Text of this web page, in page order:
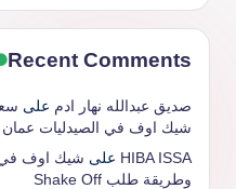
Recent Comments
صديق عبدالله نهار ادم على
شيك اوف في الصيدليات
HIBA ISSA على شيك اوف في
وطريقة طلب Shake Off